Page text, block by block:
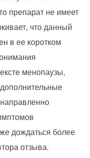
препарат не имеет
что данный
в ее коротком
менопаузы,
дождаться более
отзыва.